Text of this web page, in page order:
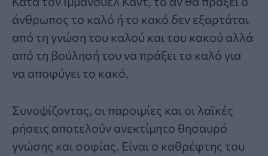
άνθρωπος το καλό ή το κακό δεν εξαρτάται
από τη γνώση του καλού και του κακού αλλά
από τη βούλησή του να πράξει το καλό για
να αποφύγει το κακό.
Συνοψίζοντας, οι παροιμίες και οι λαϊκές
ρήσεις αποτελούν ανεκτίμητο θησαυρό
γνώσης και σοφίας. Είναι ο καθρέφτης του